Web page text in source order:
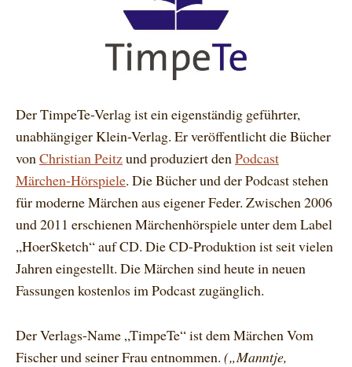
Der TimpeTe-Verlag ist ein eigenständig geführter,
unabhängiger Klein-Verlag. Er veröffentlicht die Bücher
vonChristian Peitzund produziert denPodcast
Märchen-Hörspiele. Die Bücher und der Podcast stehen
für moderne Märchen aus eigener Feder. Zwischen 2006
und 2011 erschienen Märchenhörspiele unter dem Label
„HoerSketch“ auf CD. Die CD-Produktion ist seit vielen
Jahren eingestellt. Die Märchen sind heute in neuen
Fassungen kostenlos im Podcast zugänglich.
Der Verlags-Name „TimpeTe“ ist dem Märchen Vom
Fischer und seiner Frau entnommen. („Manntje,